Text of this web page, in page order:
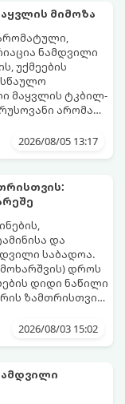
შეინარჩუნოს
(დამატებით
24 საათი)
20–24 ცალი
მიმოზა
ნამდვილი
უქმეების
მაყვლის ტკბილ-
არომატი
მაგრილებელ
2026/08/05 13:17
და
საბადოა.
დროს
დიდი ნაწილი
ზამთრისთვის
გარეშე.
არომატს და
2026/08/03 15:02